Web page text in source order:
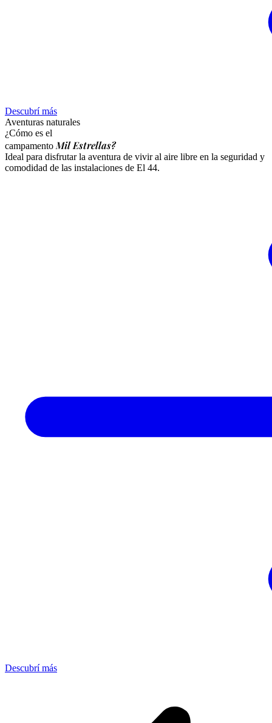
Descubrí más
Aventuras naturales
¿Cómo es el
campamento Mil Estrellas?
Ideal para disfrutar la aventura de vivir al aire libre en la seguridad y
comodidad de las instalaciones de El 44.
Descubrí más